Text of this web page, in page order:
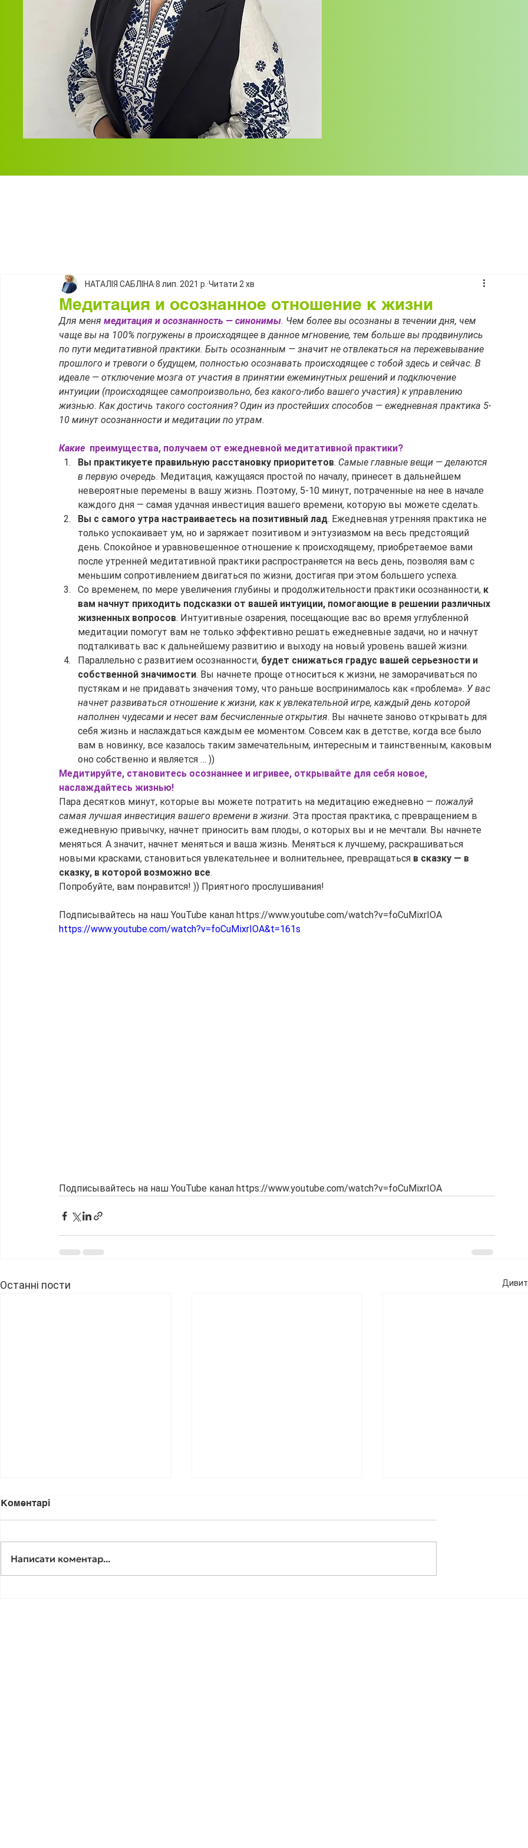
Медитация и осознанное отношение к жизни
НАТАЛІЯ САБЛІНА8 лип. 2021 р. Читати 2 хв
Для меня медитация и осознанность — синонимы. Чем более вы осознаны в течении дня, чем
чаще вы на 100% погружены в происходящее в данное мгновение, тем больше вы продвинулись
по пути медитативной практики. Быть осознанным — значит не отвлекаться на пережевывание
прошлого и тревоги о будущем, полностью осознавать происходящее с тобой здесь и сейчас. В
идеале — отключение мозга от участия в принятии ежеминутных решений и подключение
интуиции (происходящее самопроизвольно, без какого-либо вашего участия) к управлению
жизнью. Как достичь такого состояния? Один из простейших способов — ежедневная практика 5-
10 минут осознанности и медитации по утрам.
Какие преимущества, получаем от ежедневной медитативной практики?
Вы практикуете правильную расстановку приоритетов. Самые главные вещи — делаются
в первую очередь. Медитация, кажущаяся простой по началу, принесет в дальнейшем
невероятные перемены в вашу жизнь. Поэтому, 5-10 минут, потраченные на нее в начале
каждого дня — самая удачная инвестиция вашего времени, которую вы можете сделать.
Вы с самого утра настраиваетесь на позитивный лад. Ежедневная утренняя практика не
только успокаивает ум, но и заряжает позитивом и энтузиазмом на весь предстоящий
день. Спокойное и уравновешенное отношение к происходящему, приобретаемое вами
после утренней медитативной практики распространяется на весь день, позволяя вам с
меньшим сопротивлением двигаться по жизни, достигая при этом большего успеха.
Со временем, по мере увеличения глубины и продолжительности практики осознанности, к
вам начнут приходить подсказки от вашей интуиции, помогающие в решении различных
жизненных вопросов. Интуитивные озарения, посещающие вас во время углубленной
медитации помогут вам не только эффективно решать ежедневные задачи, но и начнут
подталкивать вас к дальнейшему развитию и выходу на новый уровень вашей жизни.
Параллельно с развитием осознанности, будет снижаться градус вашей серьезности и
собственной значимости. Вы начнете проще относиться к жизни, не заморачиваться по
пустякам и не придавать значения тому, что раньше воспринималось как «проблема». У вас
начнет развиваться отношение к жизни, как к увлекательной игре, каждый день которой
наполнен чудесами и несет вам бесчисленные открытия. Вы начнете заново открывать для
себя жизнь и наслаждаться каждым ее моментом. Совсем как в детстве, когда все было
вам в новинку, все казалось таким замечательным, интересным и таинственным, каковым
оно собственно и является … ))
Медитируйте, становитесь осознаннее и игривее, открывайте для себя новое,
наслаждайтесь жизнью!
Пара десятков минут, которые вы можете потратить на медитацию ежедневно — пожалуй
самая лучшая инвестиция вашего времени в жизни. Эта простая практика, с превращением в
ежедневную привычку, начнет приносить вам плоды, о которых вы и не мечтали. Вы начнете
меняться. А значит, начнет меняться и ваша жизнь. Меняться к лучшему, раскрашиваться
новыми красками, становиться увлекательнее и волнительнее, превращаться в сказку — в
сказку, в которой возможно все.
Попробуйте, вам понравится! )) Приятного прослушивания!
Подписывайтесь на наш YouTube канал https://www.youtube.com/watch?v=foCuMixrIOA
https://www.youtube.com/watch?v=foCuMixrIOA&t=161s
Подписывайтесь на наш YouTube канал https://www.youtube.com/watch?v=foCuMixrIOA
Останні пости
Коментарі
Написати коментар...